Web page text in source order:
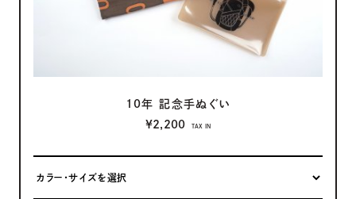
10年 記念手ぬぐい
¥2,200
TAX IN